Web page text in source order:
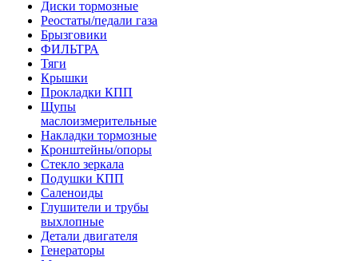
Диски тормозные
Реостаты/педали газа
Брызговики
ФИЛЬТРА
Тяги
Крышки
Прокладки КПП
Щупы
маслоизмерительные
Накладки тормозные
Кронштейны/опоры
Стекло зеркала
Подушки КПП
Саленоиды
Глушители и трубы
выхлопные
Детали двигателя
Генераторы